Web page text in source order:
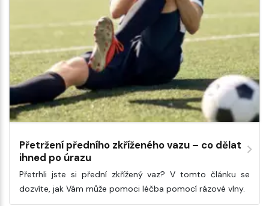
Přetržení předního zkříženého vazu – co dělat
ihned po úrazu
Přetrhli jste si přední zkřížený vaz? V tomto článku se
dozvíte, jak Vám může pomoci léčba pomocí rázové vlny.